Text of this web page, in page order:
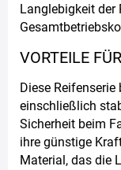
Langlebigkeit der
VORTEILE
Diese
einschließlich
Sicherheit beim
ihre günstige
Material, das die